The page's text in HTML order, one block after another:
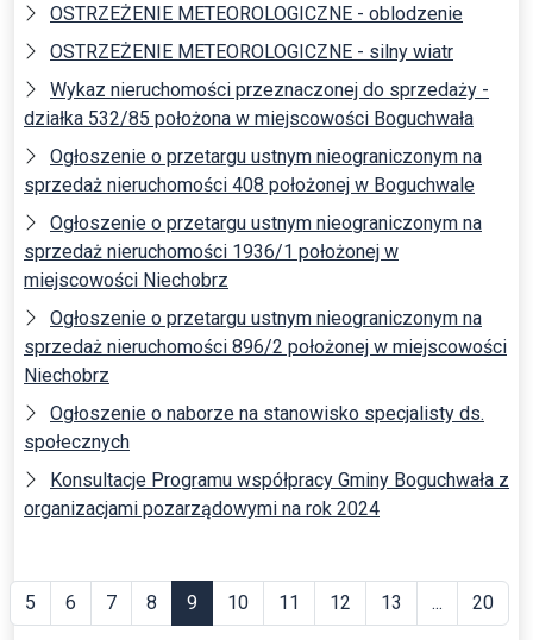
OSTRZEŻENIE METEOROLOGICZNE - oblodzenie
OSTRZEŻENIE METEOROLOGICZNE - silny wiatr
Wykaz nieruchomości przeznaczonej do sprzedaży -
działka 532/85 położona w miejscowości Boguchwała
Ogłoszenie o przetargu ustnym nieograniczonym na
sprzedaż nieruchomości 408 położonej w Boguchwale
Ogłoszenie o przetargu ustnym nieograniczonym na
sprzedaż nieruchomości 1936/1 położonej w
miejscowości Niechobrz
Ogłoszenie o przetargu ustnym nieograniczonym na
sprzedaż nieruchomości 896/2 położonej w miejscowości
Niechobrz
Ogłoszenie o naborze na stanowisko specjalisty ds.
społecznych
Konsultacje Programu współpracy Gminy Boguchwała z
organizacjami pozarządowymi na rok 2024
5 6 7 8 9 10 11 12 13 ... 20